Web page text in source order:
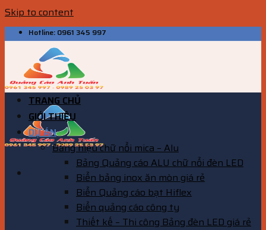
Skip to content
Hotline: 0961 345 997
TRANG CHỦ
GIỚI THIỆU
DỰ ÁN
Bảng hiệu chữ nổi mica – Alu
Bảng Quảng cáo ALU chữ nổi đèn LED
Biển bảng inox ăn mòn giá rẻ
Biển Quảng cáo bạt Hiflex
Biển quảng cáo công ty
Thiết kế – Thi công Bảng đèn LED giá rẻ